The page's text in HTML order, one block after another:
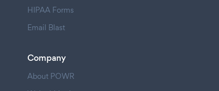
HIPAA Forms
Email Blast
Company
About POWR